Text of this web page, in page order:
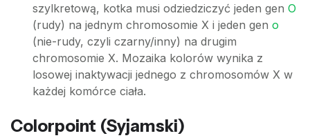
szylkretową, kotka musi odziedziczyć jeden gen O
(rudy) na jednym chromosomie X i jeden gen o
(nie-rudy, czyli czarny/inny) na drugim
chromosomie X. Mozaika kolorów wynika z
losowej inaktywacji jednego z chromosomów X w
każdej komórce ciała.
Colorpoint (Syjamski)